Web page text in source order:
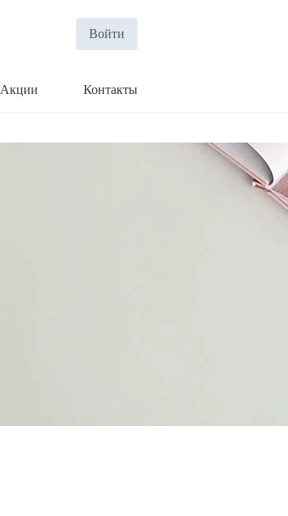
Войти
Акции Контакты